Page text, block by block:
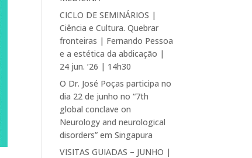
CICLO DE SEMINÁRIOS |
Ciência e Cultura. Quebrar
fronteiras | Fernando Pessoa
e a estética da abdicação |
24 jun. ’26 | 14h30
O Dr. José Poças participa no
dia 22 de junho no “7th
global conclave on
Neurology and neurological
disorders” em Singapura
VISITAS GUIADAS – JUNHO |